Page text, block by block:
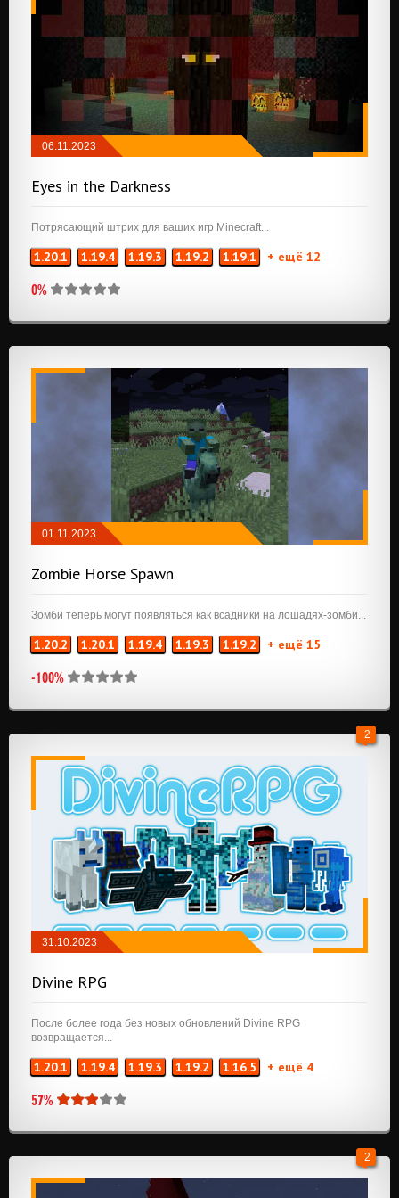
06.11.2023
Eyes in the Darkness
Потрясающий штрих для ваших игр Minecraft...
1.20.1 1.19.4 1.19.3 1.19.2 1.19.1 + ещё 12
0%
01.11.2023
Zombie Horse Spawn
Зомби теперь могут появляться как всадники на лошадях-зомби...
1.20.2 1.20.1 1.19.4 1.19.3 1.19.2 + ещё 15
-100%
31.10.2023
ПРИКЛЮЧЕНИЯ И РПГ
Divine RPG
После более года без новых обновлений Divine RPG
возвращается...
1.20.1 1.19.4 1.19.3 1.19.2 1.16.5 + ещё 4
2
57%
2